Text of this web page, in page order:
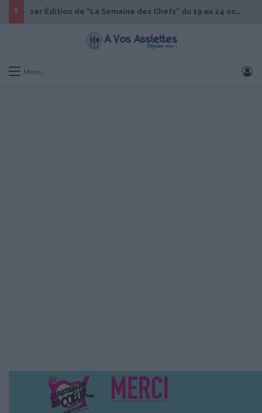
1er Édition de “La Semaine des Chefs” du 19 au 24 octobre 2026
Menu